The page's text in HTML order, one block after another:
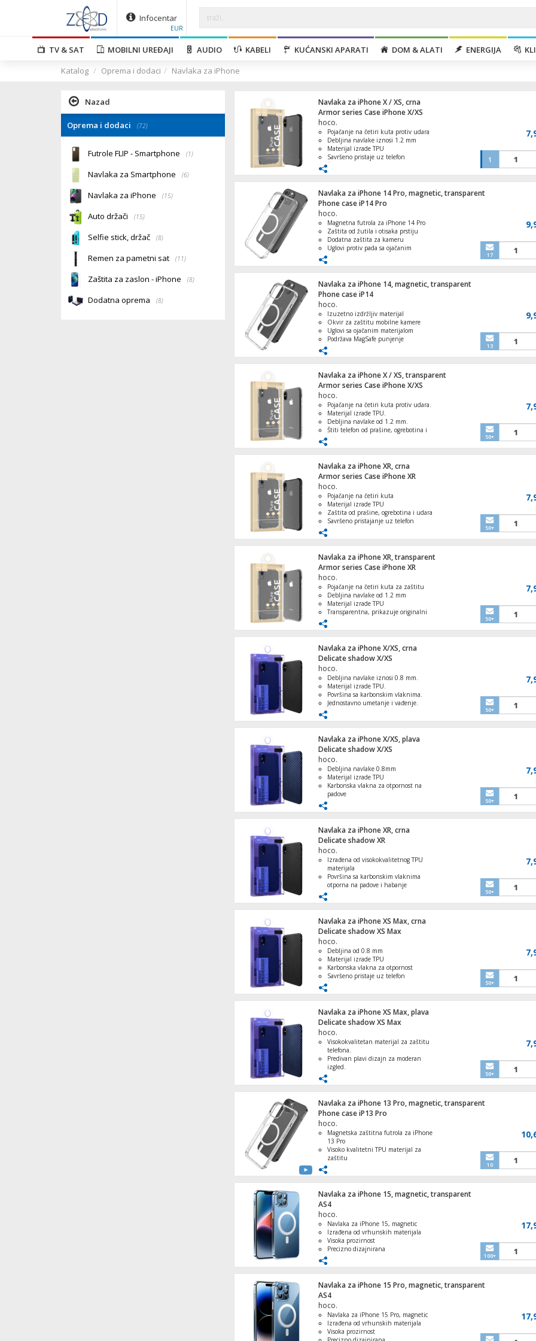
Infocentar
EUR
TV & SAT MOBILNI UREĐAJI AUDIO KABELI KUĆANSKI APARATI DOM & ALATI ENERGIJA
Katalog
Oprema i dodaci Navlaka za iPhone
Nazad
Oprema i dodaci (72)
Futrole FLIP - Smartphone (1)
Navlaka za Smartphone (6)
Navlaka za iPhone (15)
Auto držači (15)
Selfie stick, držač (8)
Remen za pametni sat (11)
Zaštita za zaslon - iPhone (8)
Dodatna oprema (8)
Navlaka za iPhone X / XS, crna
Armor series Case iPhone X/XS
hoco.
Pojačanje na četiri kuta protiv udara
Debljina navlake iznosi 1.2 mm
Materijal izrade TPU
Savršeno pristaje uz telefon
1
Navlaka za iPhone 14 Pro, magnetic, transparent
Phone case iP14 Pro
hoco.
Magnetna futrola za iPhone 14 Pro
Zaštita od žutila i otisaka prstiju
Dodatna zaštita za kameru
Uglovi protiv pada sa ojačanim
Podržava MagSafe punjenje
17
Navlaka za iPhone 14, magnetic, transparent
Phone case iP14
hoco.
Izuzetno izdržljiv materijal
Okvir za zaštitu mobilne kamere
Uglovi sa ojačanim materijalom
Podržava MagSafe punjenje
13
Navlaka za iPhone X / XS, transparent
Armor series Case iPhone X/XS
hoco.
Pojačanje na četiri kuta protiv udara.
Materijal izrade TPU.
Debljina navlake od 1.2 mm.
Štiti telefon od prašine, ogrebotina i
Savršeno pristaje uz iPhone X / XS.
50+
Navlaka za iPhone XR, crna
Armor series Case iPhone XR
hoco.
Pojačanje na četiri kuta
Materijal izrade TPU
Zaštita od prašine, ogrebotina i udara
Savršeno pristajanje uz telefon
50+
Navlaka za iPhone XR, transparent
Armor series Case iPhone XR
hoco.
Pojačanje na četiri kuta za zaštitu
Debljina navlake od 1.2 mm
Materijal izrade TPU
Transparentna, prikazuje originalni
Štiti telefon od prašine, ogrebotina i
udara
50+
Navlaka za iPhone X/XS, crna
Delicate shadow X/XS
hoco.
Debljina navlake iznosi 0.8 mm.
Materijal izrade TPU.
Površina sa karbonskim vlaknima.
Jednostavno umetanje i vađenje.
udara.
50+
Navlaka za iPhone X/XS, plava
Delicate shadow X/XS
hoco.
Debljina navlake 0.8mm
Materijal izrade TPU
Karbonska vlakna za otpornost na
padove
Zaštita od prašine, ogrebotina i udara
50+
Navlaka za iPhone XR, crna
Delicate shadow XR
hoco.
Izrađena od visokokvalitetnog TPU
materijala
Površina sa karbonskim vlaknima
otporna na padove i habanje
Savršeno pristaje uz iPhone XR
Štiti telefon od prašine, ogrebotina i
udara
50+
Navlaka za iPhone XS Max, crna
Delicate shadow XS Max
hoco.
Debljina od 0.8 mm
Materijal izrade TPU
Karbonska vlakna za otpornost
Savršeno pristaje uz telefon
50+
Navlaka za iPhone XS Max, plava
Delicate shadow XS Max
hoco.
Visokokvalitetan materijal za zaštitu
telefona.
Predivan plavi dizajn za moderan
izgled.
Lagana i tanka konstrukcija za
udobnost.
Izdržljivost i dugotrajna zaštita
50+
Navlaka za iPhone 13 Pro, magnetic, transparent
Phone case iP13 Pro
hoco.
Magnetska zaštitna futrola za iPhone
13 Pro
Visoko kvalitetni TPU materijal za
zaštitu
prirodne ljepote uređaja
Lagan i tanak, ne otežava telefon
Jednostavan za postavljanje i skidanje.
10
Navlaka za iPhone 15, magnetic, transparent
AS4
hoco.
Navlaka za iPhone 15, magnetic
Izrađena od vrhunskih materijala
Visoka prozirnost
Precizno dizajnirana
100+
Navlaka za iPhone 15 Pro, magnetic, transparent
AS4
hoco.
Navlaka za iPhone 15 Pro, magnetic
Izrađena od vrhunskih materijala
Visoka prozirnost
Ventilator stupni, 50W, LED zaslon, 45°
oscilacija
Ventilator stropni sa rasvjetom, 70W
Aparat za sladoled s kompresorom,
Pametni sat, 1.96" zaslon, Dual Bluetooth,
IP67
Slušalice sa mikrofonom, Lightning, 1.2
mAh, 5 h
met., 2.4 A, crna
Auto punjač sa Lightning kabelom, QC,
USB, 3.1 A
Zvučnik bežični, Bluetooth, FM radio,
microSD
Slušalica bežična sa mikrofonom,
mAh, 4.5 h